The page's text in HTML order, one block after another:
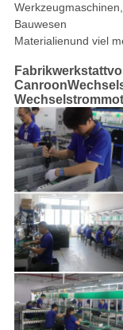
Bauwesen
Materialienund viel
Fabrikwerkstatt
Canroon